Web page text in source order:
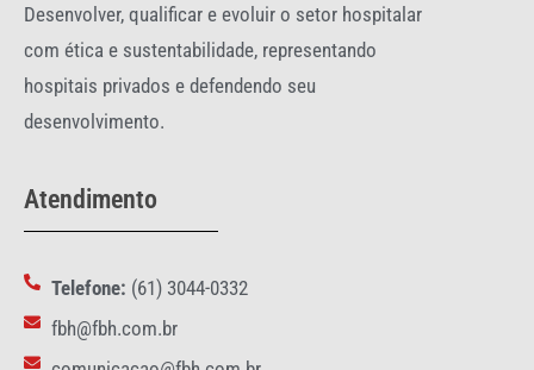
Desenvolver, qualificar e evoluir o setor hospitalar
com ética e sustentabilidade, representando
hospitais privados e defendendo seu
desenvolvimento.
Atendimento
Telefone: (61) 3044-0332
fbh@fbh.com.br